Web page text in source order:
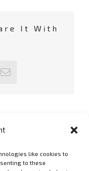
like cookies to
to these
It With
Email